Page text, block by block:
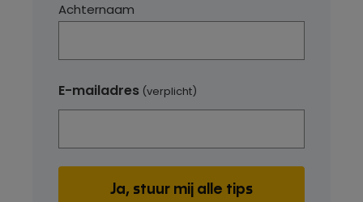
Achternaam
E-mailadres (verplicht)